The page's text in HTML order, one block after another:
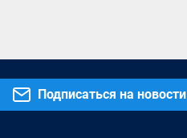
Подписаться на новости